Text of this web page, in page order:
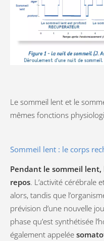
Le sommeil lent et le
mêmes fonctions
Sommeil lent : le corps
Pendant le sommeil
repos. L’activité cérébrale
alors, tandis que
prévision d’une nouvelle
phase qu’est synthétisée
également appelée